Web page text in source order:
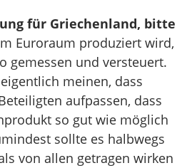
für Griechenland, bitte
Euroraum produziert wird,
gemessen und versteuert.
meinen, dass
aufpassen, dass
so gut wie möglich
sollte es halbwegs
von allen getragen wirken